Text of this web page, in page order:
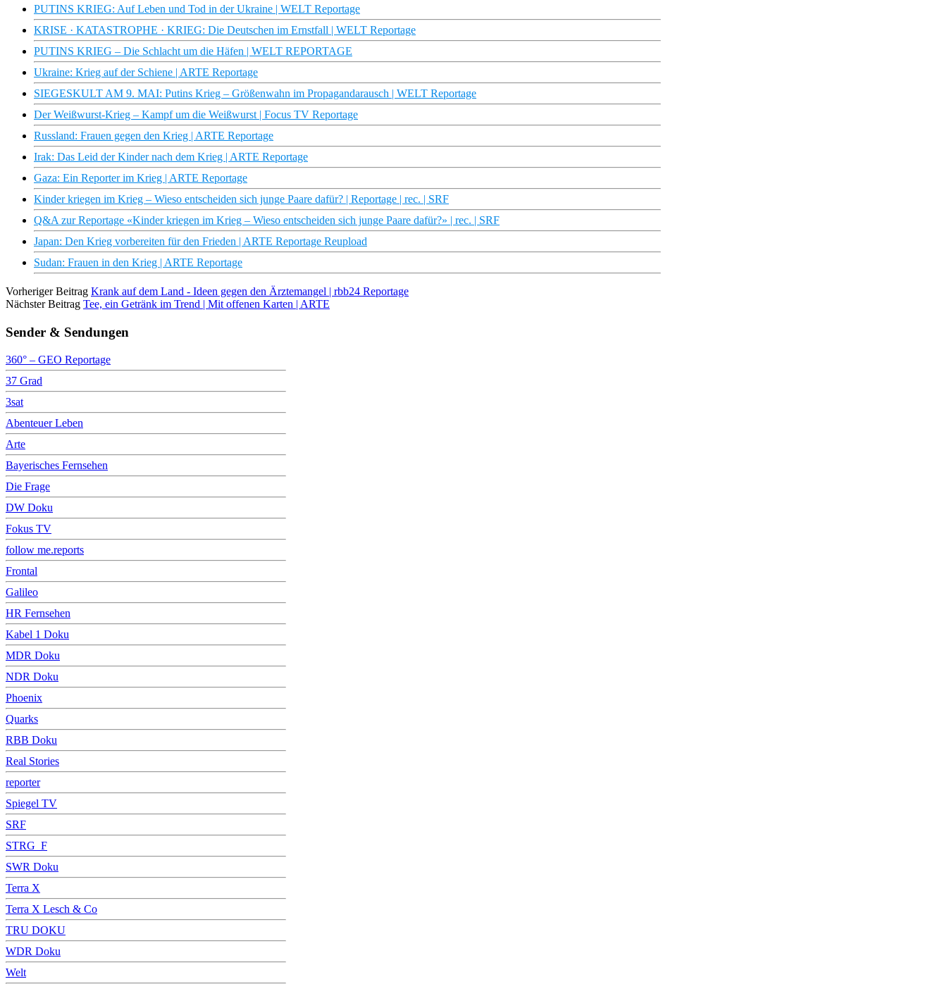
PUTINS KRIEG: Auf Leben und Tod in der Ukraine | WELT Reportage
KRISE · KATASTROPHE · KRIEG: Die Deutschen im Ernstfall | WELT Reportage
PUTINS KRIEG – Die Schlacht um die Häfen | WELT REPORTAGE
Ukraine: Krieg auf der Schiene | ARTE Reportage
SIEGESKULT AM 9. MAI: Putins Krieg – Größenwahn im Propagandarausch | WELT Reportage
Der Weißwurst-Krieg – Kampf um die Weißwurst | Focus TV Reportage
Russland: Frauen gegen den Krieg | ARTE Reportage
Irak: Das Leid der Kinder nach dem Krieg | ARTE Reportage
Gaza: Ein Reporter im Krieg | ARTE Reportage
Kinder kriegen im Krieg – Wieso entscheiden sich junge Paare dafür? | Reportage | rec. | SRF
Q&A zur Reportage «Kinder kriegen im Krieg – Wieso entscheiden sich junge Paare dafür?» | rec. | SRF
Japan: Den Krieg vorbereiten für den Frieden | ARTE Reportage Reupload
Sudan: Frauen in den Krieg | ARTE Reportage
Vorheriger Beitrag Krank auf dem Land - Ideen gegen den Ärztemangel | rbb24 Reportage
Nächster Beitrag Tee, ein Getränk im Trend | Mit offenen Karten | ARTE
Sender & Sendungen
360° – GEO Reportage
37 Grad
3sat
Abenteuer Leben
Arte
Bayerisches Fernsehen
Die Frage
DW Doku
Fokus TV
follow me.reports
Frontal
Galileo
HR Fernsehen
Kabel 1 Doku
MDR Doku
NDR Doku
Phoenix
Quarks
RBB Doku
Real Stories
reporter
Spiegel TV
SRF
STRG_F
SWR Doku
Terra X
Terra X Lesch & Co
TRU DOKU
WDR Doku
Welt